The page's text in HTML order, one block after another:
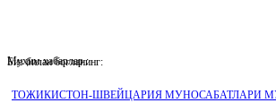
Муҳим хабарлар :
ТОЖИКИСТОН-ШВЕЙЦАРИЯ МУНОСАБАТЛАРИ
Биз билан боғланинг: